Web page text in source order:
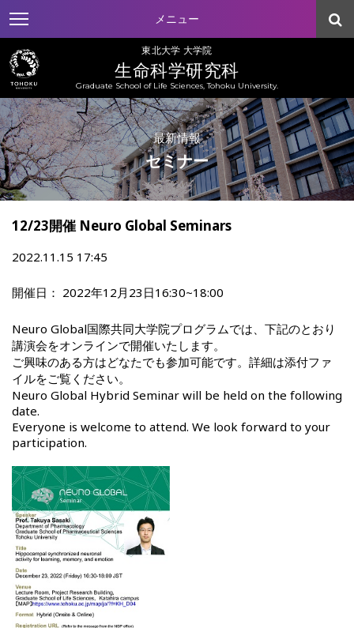
メニュー
東北大学 大学院
生命科学研究科
Graduate School of Life Sciences, Tohoku University.
最新情報
セミナー
12/23開催 Neuro Global Seminars
2022.11.15 17:45
2022年12月23日16:30~18:00
Neuro Global国際共同大学院プログラムでは、下記のとおり
講演会をオンラインで開催いたします。
ご興味のある方はどなたでも参加可能です。詳細は添付ファ
イルをご覧ください。
Neuro Global Hybrid Seminar will be held on the following
date.
Everyone is welcome to attend. We look forward to your
participation.